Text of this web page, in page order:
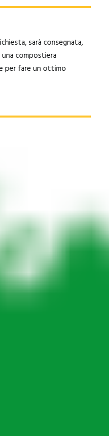
sarà consegnata,
compostiera
per fare un ottimo